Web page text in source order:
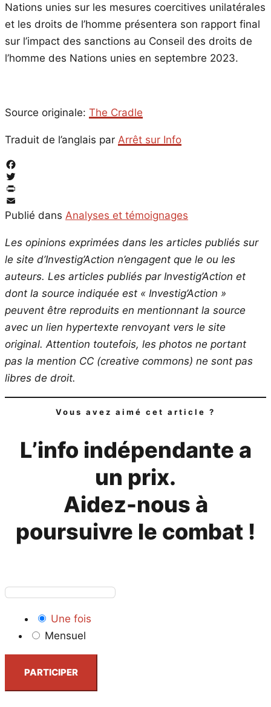
Nations unies sur les mesures coercitives unilatérales
et les droits de l’homme présentera son rapport final
sur l’impact des sanctions au Conseil des droits de
l’homme des Nations unies en septembre 2023.
Source originale: The Cradle
Traduit de l’anglais par Arrêt sur Info
Facebook
Twitter
PrintFriendly
Email
Publié dans Analyses et témoignages
Les opinions exprimées dans les articles publiés sur
le site d’Investig’Action n’engagent que le ou les
auteurs. Les articles publiés par Investig’Action et
dont la source indiquée est « Investig’Action »
peuvent être reproduits en mentionnant la source
avec un lien hypertexte renvoyant vers le site
original. Attention toutefois, les photos ne portant
pas la mention CC (creative commons) ne sont pas
libres de droit.
Vous avez aimé cet article ?
L’info indépendante a
un prix.
Aidez-nous à
poursuivre le combat !
Une fois
Mensuel
PARTICIPER